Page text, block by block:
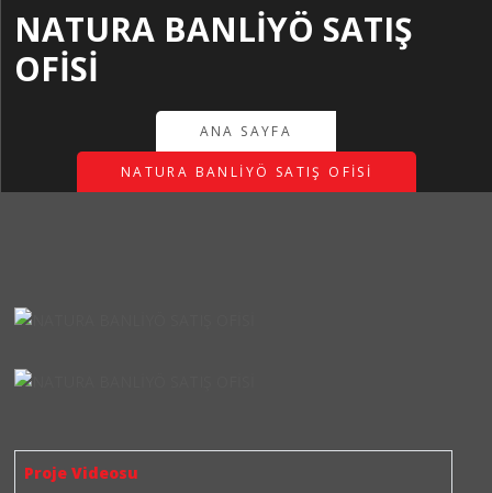
NATURA BANLİYÖ SATIŞ
OFİSİ
ANA SAYFA
NATURA BANLİYÖ SATIŞ OFİSİ
Proje Videosu